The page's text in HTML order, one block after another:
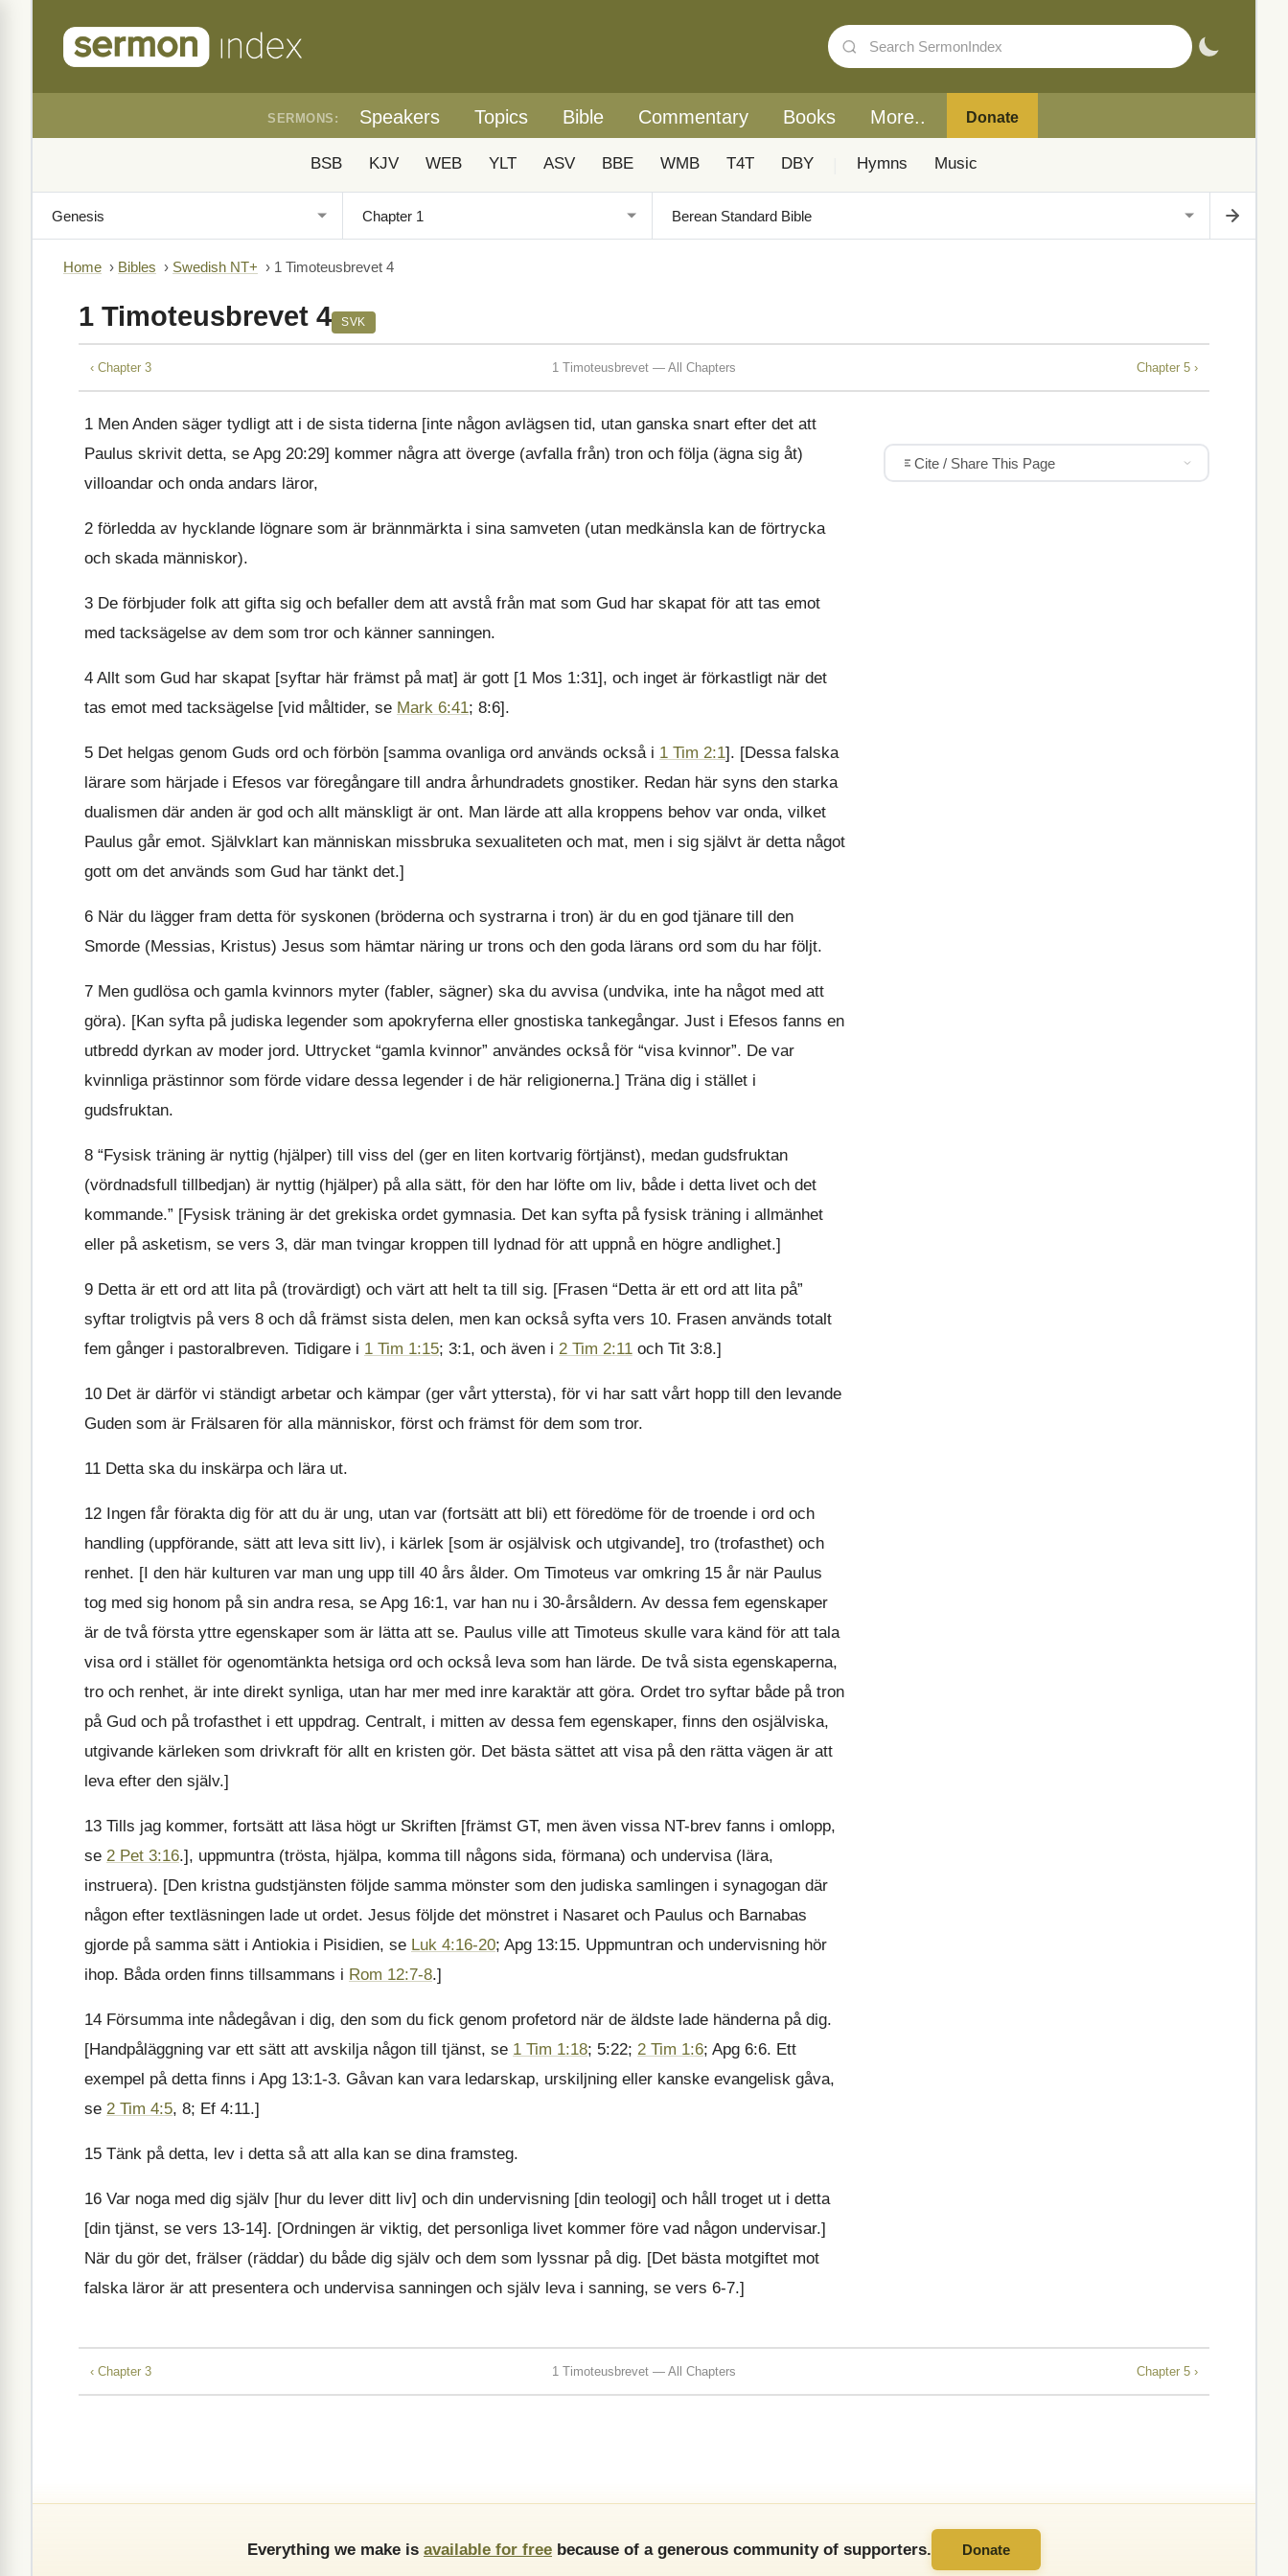
SERMONS: Speakers Topics Bible Commentary Books More.. Donate
BSB KJV WEB YLT ASV BBE WMB T4T DBY Hymns Music
Home › Bibles › Swedish NT+ › 1 Timoteusbrevet 4
1 Timoteusbrevet 4 SVK
‹ Chapter 3 1 Timoteusbrevet — All Chapters Chapter 5 ›
1 Men Anden säger tydligt att i de sista tiderna [inte någon avlägsen tid, utan ganska snart efter det att
Paulus skrivit detta, se Apg 20:29] kommer några att överge (avfalla från) tron och följa (ägna sig åt)
villoandar och onda andars läror,
2 förledda av hycklande lögnare som är brännmärkta i sina samveten (utan medkänsla kan de förtrycka
och skada människor).
3 De förbjuder folk att gifta sig och befaller dem att avstå från mat som Gud har skapat för att tas emot
med tacksägelse av dem som tror och känner sanningen.
4 Allt som Gud har skapat [syftar här främst på mat] är gott [1 Mos 1:31], och inget är förkastligt när det
tas emot med tacksägelse [vid måltider, se Mark 6:41; 8:6].
5 Det helgas genom Guds ord och förbön [samma ovanliga ord används också i 1 Tim 2:1]. [Dessa falska
lärare som härjade i Efesos var föregångare till andra århundradets gnostiker. Redan här syns den starka
dualismen där anden är god och allt mänskligt är ont. Man lärde att alla kroppens behov var onda, vilket
Paulus går emot. Självklart kan människan missbruka sexualiteten och mat, men i sig självt är detta något
gott om det används som Gud har tänkt det.]
6 När du lägger fram detta för syskonen (bröderna och systrarna i tron) är du en god tjänare till den
Smorde (Messias, Kristus) Jesus som hämtar näring ur trons och den goda lärans ord som du har följt.
7 Men gudlösa och gamla kvinnors myter (fabler, sägner) ska du avvisa (undvika, inte ha något med att
göra). [Kan syfta på judiska legender som apokryferna eller gnostiska tankegångar. Just i Efesos fanns en
utbredd dyrkan av moder jord. Uttrycket “gamla kvinnor” användes också för “visa kvinnor”. De var
kvinnliga prästinnor som förde vidare dessa legender i de här religionerna.] Träna dig i stället i
gudsfruktan.
8 “Fysisk träning är nyttig (hjälper) till viss del (ger en liten kortvarig förtjänst), medan gudsfruktan
(vördnadsfull tillbedjan) är nyttig (hjälper) på alla sätt, för den har löfte om liv, både i detta livet och det
kommande.” [Fysisk träning är det grekiska ordet gymnasia. Det kan syfta på fysisk träning i allmänhet
eller på asketism, se vers 3, där man tvingar kroppen till lydnad för att uppnå en högre andlighet.]
9 Detta är ett ord att lita på (trovärdigt) och värt att helt ta till sig. [Frasen “Detta är ett ord att lita på”
syftar troligtvis på vers 8 och då främst sista delen, men kan också syfta vers 10. Frasen används totalt
fem gånger i pastoralbreven. Tidigare i 1 Tim 1:15; 3:1, och även i 2 Tim 2:11 och Tit 3:8.]
10 Det är därför vi ständigt arbetar och kämpar (ger vårt yttersta), för vi har satt vårt hopp till den levande
Guden som är Frälsaren för alla människor, först och främst för dem som tror.
11 Detta ska du inskärpa och lära ut.
12 Ingen får förakta dig för att du är ung, utan var (fortsätt att bli) ett föredöme för de troende i ord och
handling (uppförande, sätt att leva sitt liv), i kärlek [som är osjälvisk och utgivande], tro (trofasthet) och
renhet. [I den här kulturen var man ung upp till 40 års ålder. Om Timoteus var omkring 15 år när Paulus
tog med sig honom på sin andra resa, se Apg 16:1, var han nu i 30-årsåldern. Av dessa fem egenskaper
är de två första yttre egenskaper som är lätta att se. Paulus ville att Timoteus skulle vara känd för att tala
visa ord i stället för ogenomtänkta hetsiga ord och också leva som han lärde. De två sista egenskaperna,
tro och renhet, är inte direkt synliga, utan har mer med inre karaktär att göra. Ordet tro syftar både på tron
på Gud och på trofasthet i ett uppdrag. Centralt, i mitten av dessa fem egenskaper, finns den osjälviska,
utgivande kärleken som drivkraft för allt en kristen gör. Det bästa sättet att visa på den rätta vägen är att
leva efter den själv.]
13 Tills jag kommer, fortsätt att läsa högt ur Skriften [främst GT, men även vissa NT-brev fanns i omlopp,
se 2 Pet 3:16.], uppmuntra (trösta, hjälpa, komma till någons sida, förmana) och undervisa (lära,
instruera). [Den kristna gudstjänsten följde samma mönster som den judiska samlingen i synagogan där
någon efter textläsningen lade ut ordet. Jesus följde det mönstret i Nasaret och Paulus och Barnabas
gjorde på samma sätt i Antiokia i Pisidien, se Luk 4:16-20; Apg 13:15. Uppmuntran och undervisning hör
ihop. Båda orden finns tillsammans i Rom 12:7-8.]
14 Försumma inte nådegåvan i dig, den som du fick genom profetord när de äldste lade händerna på dig.
[Handpåläggning var ett sätt att avskilja någon till tjänst, se 1 Tim 1:18; 5:22; 2 Tim 1:6; Apg 6:6. Ett
exempel på detta finns i Apg 13:1-3. Gåvan kan vara ledarskap, urskiljning eller kanske evangelisk gåva,
se 2 Tim 4:5, 8; Ef 4:11.]
15 Tänk på detta, lev i detta så att alla kan se dina framsteg.
16 Var noga med dig själv [hur du lever ditt liv] och din undervisning [din teologi] och håll troget ut i detta
[din tjänst, se vers 13-14]. [Ordningen är viktig, det personliga livet kommer före vad någon undervisar.]
När du gör det, frälser (räddar) du både dig själv och dem som lyssnar på dig. [Det bästa motgiftet mot
falska läror är att presentera och undervisa sanningen och själv leva i sanning, se vers 6-7.]
Cite / Share This Page
‹ Chapter 3 1 Timoteusbrevet — All Chapters Chapter 5 ›
Everything we make is available for free because of a generous community of supporters. Donate